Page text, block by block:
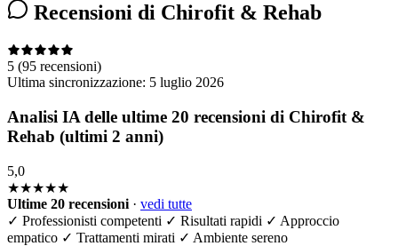
Recensioni di Chirofit & Rehab
5 (95 recensioni)
Ultima sincronizzazione: 5 luglio 2026
Analisi IA delle ultime 20 recensioni di Chirofit &
Rehab (ultimi 2 anni)
5,0
★★★★★
Ultime 20 recensioni · vedi tutte
✓ Professionisti competenti ✓ Risultati rapidi ✓ Approccio
empatico ✓ Trattamenti mirati ✓ Ambiente sereno